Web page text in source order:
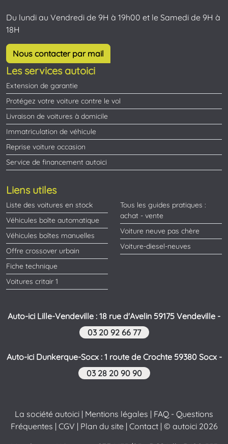
Du lundi au Vendredi de 9H à 19h00 et le Samedi de 9H à
18H
Nous contacter par mail
Les services autoici
Extension de garantie
Protégez votre voiture contre le vol
Livraison de voitures à domicile
Immatriculation de véhicule
Reprise voiture occasion
Service de financement autoici
Liens utiles
Liste des voitures en stock
Véhicules boîte automatique
Véhicules boîtes manuelles
Offre crossover urbain
Fiche technique
Voitures critair 1
Tous les guides pratiques :
achat - vente
Voiture neuve pas chère
Voiture-diesel-neuves
Auto-ici Lille-Vendeville : 18 rue d'Avelin 59175 Vendeville -
03 20 92 66 77
Auto-ici Dunkerque-Socx : 1 route de Crochte 59380 Socx -
03 28 20 90 90
La société autoici | Mentions légales | FAQ - Questions
Fréquentes | CGV | Plan du site| Contact| © autoici 2026